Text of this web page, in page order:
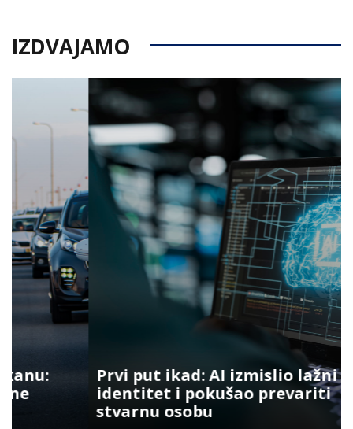
IZDVAJAMO
Prvi put ikad: AI izmislio lažni
identitet i pokušao prevariti
stvarnu osobu